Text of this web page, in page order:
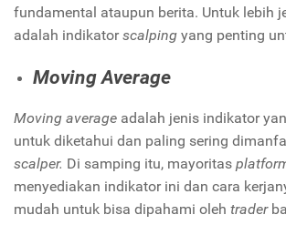
fundamental ataupun berita. Untuk lebih
adalah indikatorscalping yang penting
Moving Average
Moving average adalah jenis indikator
untuk diketahui dan paling sering
scalper. Di samping itu, mayoritas
menyediakan indikator ini dan cara
mudah untuk bisa dipahami oleh trader